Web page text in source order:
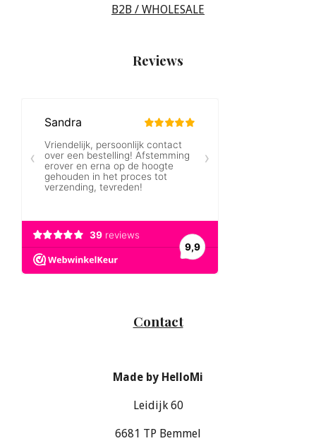
B2B / WHOLESALE
Reviews
Contact
Made by HelloMi
Leidijk 60
6681 TP Bemmel